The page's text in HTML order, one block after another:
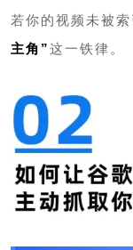
若你的视频未被
主角”这一铁律。